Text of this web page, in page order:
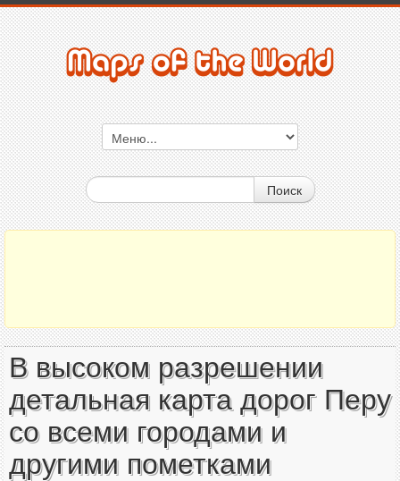
Поиск
В высоком разрешении
детальная карта дорог Перу
со всеми городами и
другими пометками